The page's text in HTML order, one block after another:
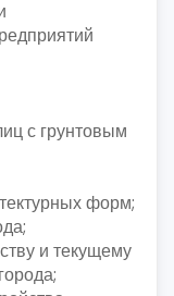
с грунтовым
форм;
и текущему